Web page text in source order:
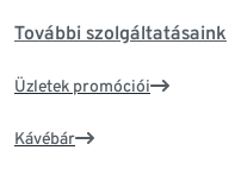
További szolgáltatásaink
Üzletek promóciói
Kávébár